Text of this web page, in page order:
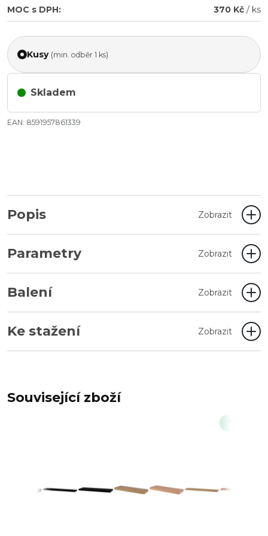
MOC s DPH: 370 Kč / ks
Kusy (min. odběr 1 ks)
Skladem
EAN: 8591957861339
Popis Zobrazit
Parametry Zobrazit
Balení Zobrazit
Ke stažení Zobrazit
Související zboží